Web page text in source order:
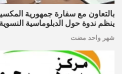
بالتعاون مع سفارة جمهورية
ينظم ندوة حول الدبلوماسية
شهر واحد مضت